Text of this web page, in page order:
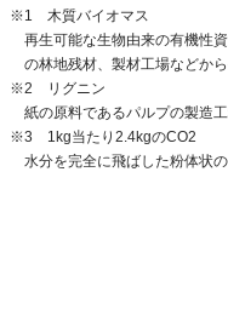
※1 木質バイオマス
再生可能な生物由来の有機性
の林地残材、製材工場などか
※2 リグニン
紙の原料であるパルプの製造
※3 1kg当たり2.4kgのCO2
水分を完全に飛ばした粉体状